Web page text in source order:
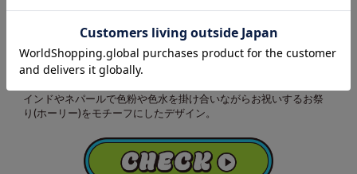
ホーリーおばけコミックプリントTシャツ
インドやネパールで色粉や色水を掛け合いながらお祝いするお祭
り(ホーリー)をモチーフにしたデザイン。